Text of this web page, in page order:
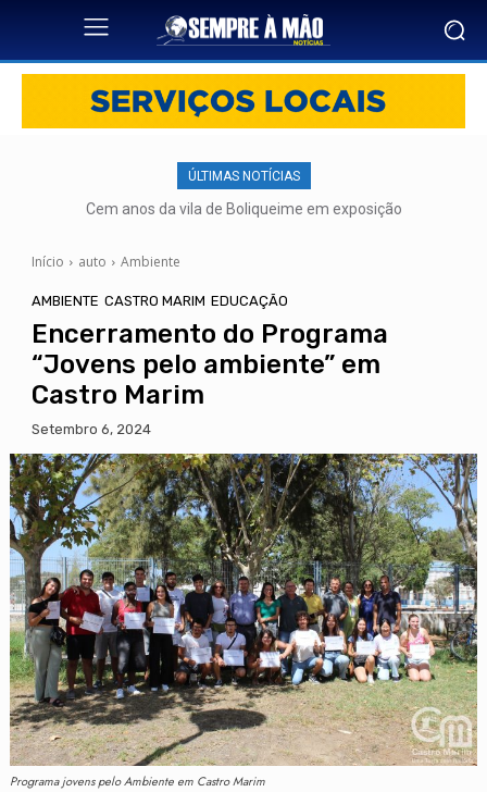
ÚLTIMAS NOTÍCIAS
Cem anos da vila de Boliqueime em exposição
Início auto Ambiente
AMBIENTE CASTRO MARIM EDUCAÇÃO
Encerramento do Programa
“Jovens pelo ambiente” em
Castro Marim
Setembro 6, 2024
Programa jovens pelo Ambiente em Castro Marim